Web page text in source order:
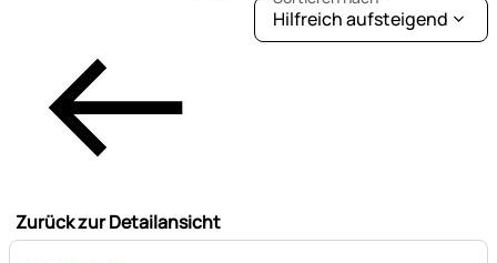
Zurück zur Detailansicht
Hilfreich aufsteigend